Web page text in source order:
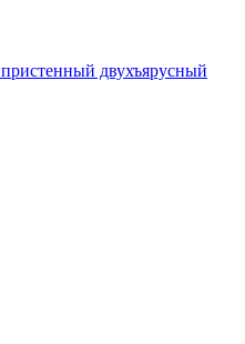
двухъярусный